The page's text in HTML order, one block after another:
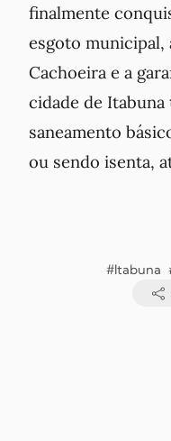
finalmente
esgoto municipal,
Cachoeira e a
cidade de Itabuna
saneamento
ou sendo isenta,
#Itabuna